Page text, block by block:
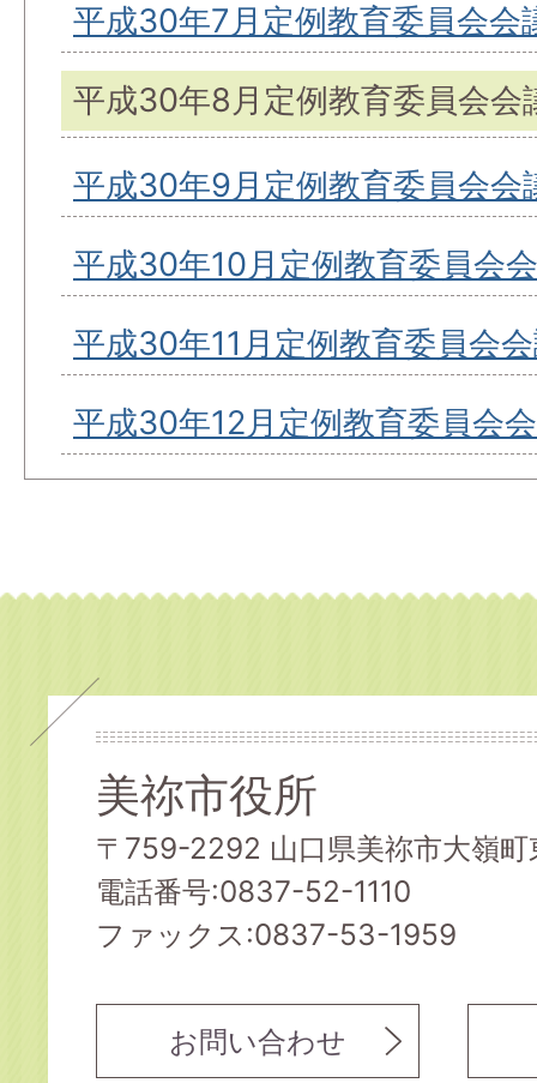
平成30年7月定例教育委員会会
平成30年8月定例教育委員会会
平成30年9月定例教育委員会会
平成30年10月定例教育委員会
平成30年11月定例教育委員会
平成30年12月定例教育委員会
美祢市役所
〒759-2292 山口県美祢市大嶺
電話番号:0837-52-1110
ファックス:0837-53-1959
お問い合わせ